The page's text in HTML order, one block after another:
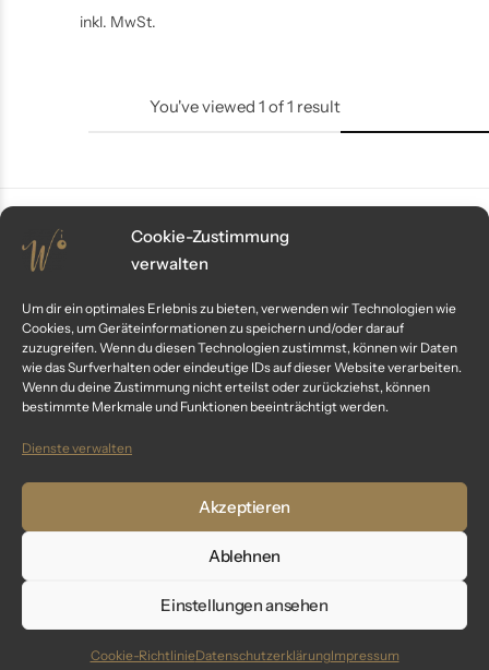
Cookie-Zustimmung
verwalten
Um dir ein optimales Erlebnis zu bieten, verwenden wir Technologien wie
Cookies, um Geräteinformationen zu speichern und/oder darauf
zuzugreifen. Wenn du diesen Technologien zustimmst, können wir Daten
wie das Surfverhalten oder eindeutige IDs auf dieser Website verarbeiten.
Wenn du deine Zustimmung nicht erteilst oder zurückziehst, können
bestimmte Merkmale und Funktionen beeinträchtigt werden.
Dienste verwalten
Akzeptieren
Ablehnen
Einstellungen ansehen
Cookie-RichtlinieDatenschutzerklärungImpressum
inkl. MwSt.
You've viewed 1 of1 result
Kundenservice
Fragen? Wir sind für dich da:
Telefon: +49 9561 401 34 90
Email: info@glaswunder.eu
Vertrag widerrufen
Store Coburg
Adresse:
96450 Coburg